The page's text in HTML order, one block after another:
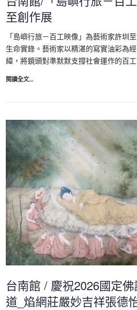
至創作展
「島嶼行旅－百工映像」為藝術家許圳
生命實錄。藝術家以精湛的寫實油彩為
緯，將鏡頭對準默默支撐社會運作的百工
閱讀全文...
台南館 / 慶祝2026國定
道_焰網莊嚴妙吉祥張德